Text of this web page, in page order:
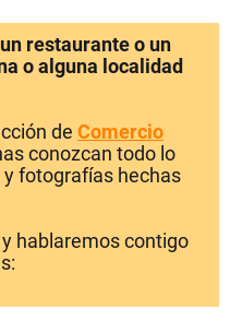
restaurante o un
o alguna localidad
de Comercio
conozcan todo lo
fotografías hechas
hablaremos contigo